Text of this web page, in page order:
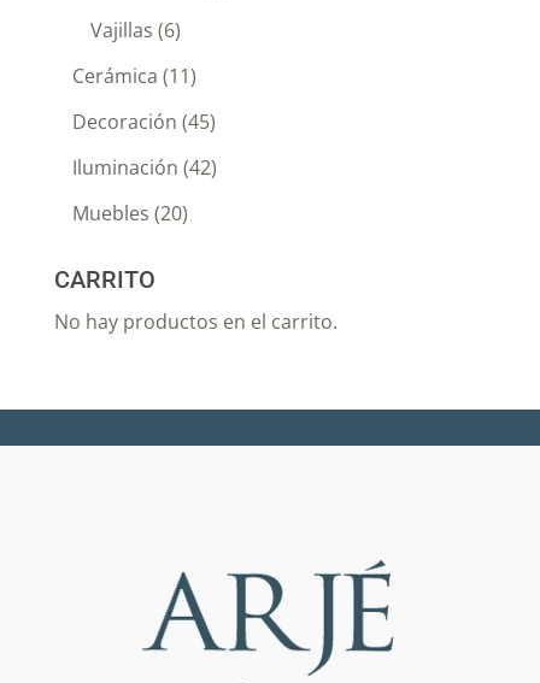
Vajillas (6)
Cerámica (11)
Decoración (45)
Iluminación (42)
Muebles (20)
CARRITO
No hay productos en el carrito.